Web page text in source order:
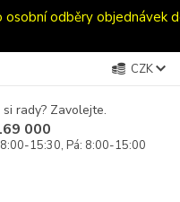
osobní odběry objednávek
CZK
rady? Zavolejte.
000
15:30, Pá: 8:00-15:00